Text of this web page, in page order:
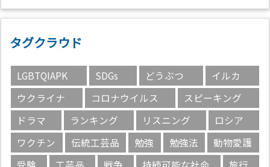
タグクラウド
LGBTQIAPK SDGs どうぶつ
イルカ
ウクライナ
コロナウイルス
スピーキング
ドラマ
ランキング リスニング
ロシア
ワクチン
伝統工芸品 勉強 勉強法
動物愛護